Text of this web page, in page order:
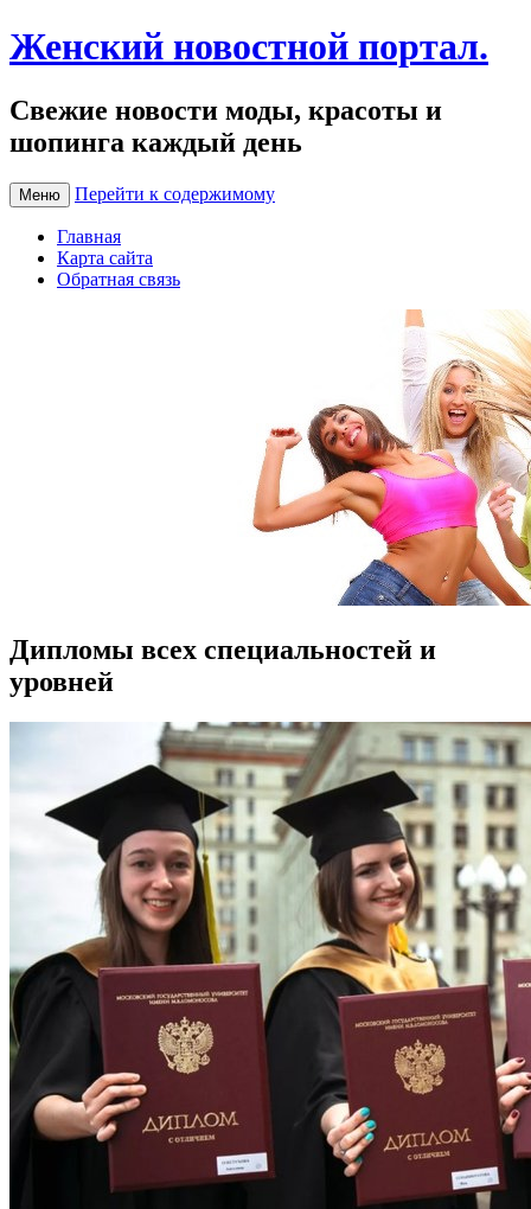
Женский новостной портал.
Свежие новости моды, красоты и
шопинга каждый день
Меню Перейти к содержимому
Главная
Карта сайта
Обратная связь
Дипломы всех специальностей и
уровней